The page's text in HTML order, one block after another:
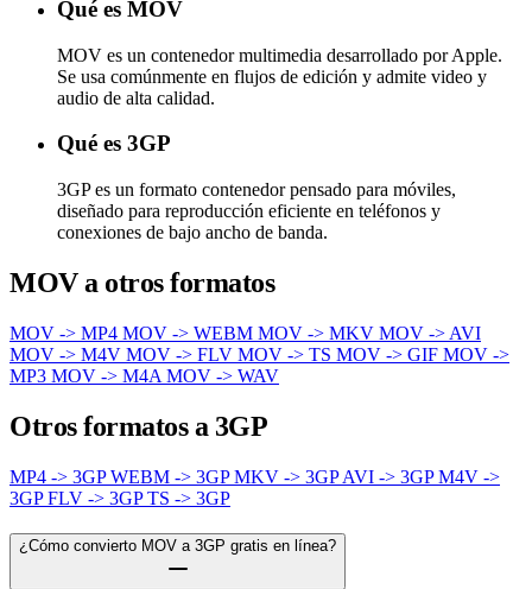
Qué es MOV
MOV es un contenedor multimedia desarrollado por Apple.
Se usa comúnmente en flujos de edición y admite video y
audio de alta calidad.
Qué es 3GP
3GP es un formato contenedor pensado para móviles,
diseñado para reproducción eficiente en teléfonos y
conexiones de bajo ancho de banda.
MOV a otros formatos
MOV -> MP4 MOV -> WEBM MOV -> MKV MOV -> AVI
MOV -> M4V MOV -> FLV MOV -> TS MOV -> GIF MOV ->
MP3 MOV -> M4A MOV -> WAV
Otros formatos a 3GP
MP4 -> 3GPWEBM -> 3GPMKV -> 3GPAVI -> 3GPM4V ->
3GPFLV -> 3GPTS -> 3GP
¿Cómo convierto MOV a 3GP gratis en línea?